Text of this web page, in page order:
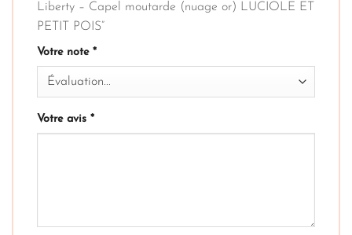
Liberty – Capel moutarde (nuage or) LUCIOLE ET
PETIT POIS”
Votre note *
Votre avis *